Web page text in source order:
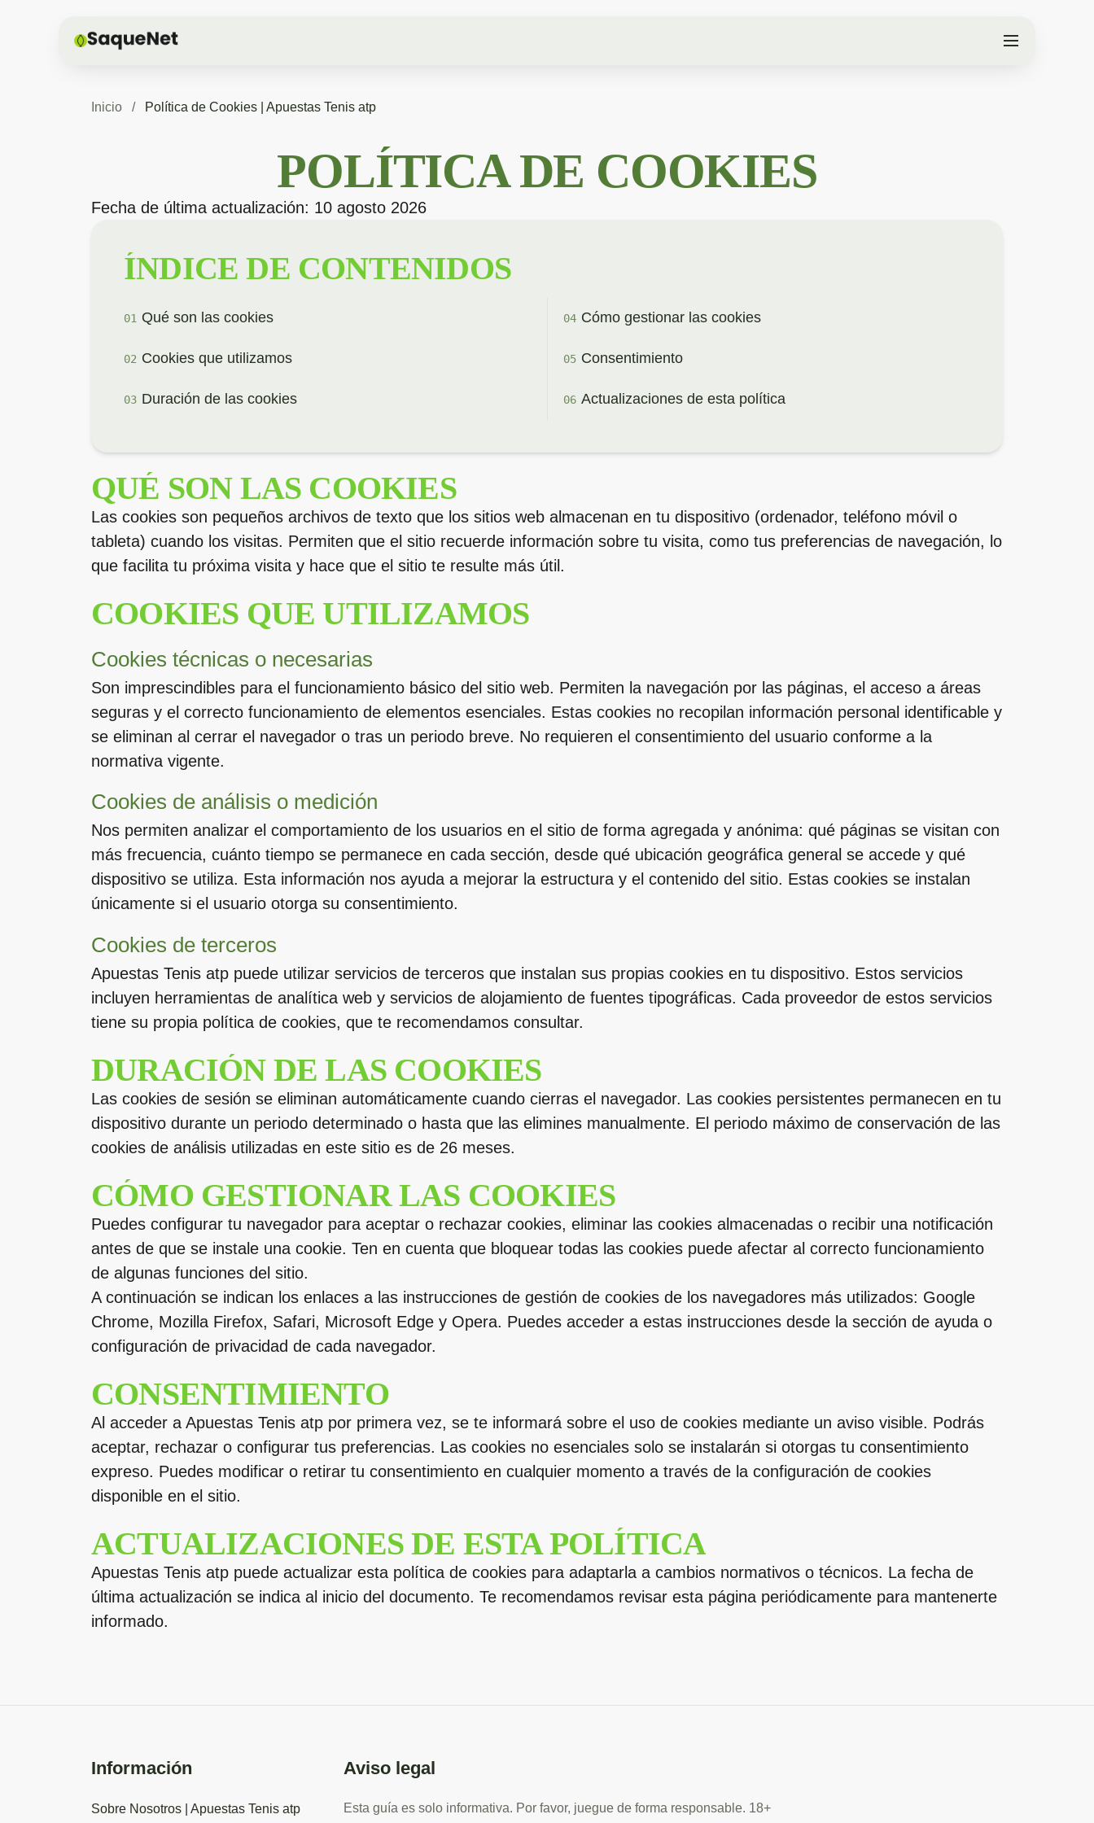
Inicio / Política de Cookies | Apuestas Tenis atp
POLÍTICA DE COOKIES
Fecha de última actualización: 10 agosto 2026
ÍNDICE DE CONTENIDOS
Qué son las cookies
Cookies que utilizamos
Duración de las cookies
Cómo gestionar las cookies
Consentimiento
Actualizaciones de esta política
QUÉ SON LAS COOKIES
Las cookies son pequeños archivos de texto que los sitios web almacenan en tu dispositivo (ordenador, teléfono móvil o
tableta) cuando los visitas. Permiten que el sitio recuerde información sobre tu visita, como tus preferencias de navegación, lo
que facilita tu próxima visita y hace que el sitio te resulte más útil.
COOKIES QUE UTILIZAMOS
Cookies técnicas o necesarias
Son imprescindibles para el funcionamiento básico del sitio web. Permiten la navegación por las páginas, el acceso a áreas
seguras y el correcto funcionamiento de elementos esenciales. Estas cookies no recopilan información personal identificable y
se eliminan al cerrar el navegador o tras un periodo breve. No requieren el consentimiento del usuario conforme a la
normativa vigente.
Cookies de análisis o medición
Nos permiten analizar el comportamiento de los usuarios en el sitio de forma agregada y anónima: qué páginas se visitan con
más frecuencia, cuánto tiempo se permanece en cada sección, desde qué ubicación geográfica general se accede y qué
dispositivo se utiliza. Esta información nos ayuda a mejorar la estructura y el contenido del sitio. Estas cookies se instalan
únicamente si el usuario otorga su consentimiento.
Cookies de terceros
Apuestas Tenis atp puede utilizar servicios de terceros que instalan sus propias cookies en tu dispositivo. Estos servicios
incluyen herramientas de analítica web y servicios de alojamiento de fuentes tipográficas. Cada proveedor de estos servicios
tiene su propia política de cookies, que te recomendamos consultar.
DURACIÓN DE LAS COOKIES
Las cookies de sesión se eliminan automáticamente cuando cierras el navegador. Las cookies persistentes permanecen en tu
dispositivo durante un periodo determinado o hasta que las elimines manualmente. El periodo máximo de conservación de las
cookies de análisis utilizadas en este sitio es de 26 meses.
CÓMO GESTIONAR LAS COOKIES
Puedes configurar tu navegador para aceptar o rechazar cookies, eliminar las cookies almacenadas o recibir una notificación
antes de que se instale una cookie. Ten en cuenta que bloquear todas las cookies puede afectar al correcto funcionamiento
de algunas funciones del sitio.
A continuación se indican los enlaces a las instrucciones de gestión de cookies de los navegadores más utilizados: Google
Chrome, Mozilla Firefox, Safari, Microsoft Edge y Opera. Puedes acceder a estas instrucciones desde la sección de ayuda o
configuración de privacidad de cada navegador.
CONSENTIMIENTO
Al acceder a Apuestas Tenis atp por primera vez, se te informará sobre el uso de cookies mediante un aviso visible. Podrás
aceptar, rechazar o configurar tus preferencias. Las cookies no esenciales solo se instalarán si otorgas tu consentimiento
expreso. Puedes modificar o retirar tu consentimiento en cualquier momento a través de la configuración de cookies
disponible en el sitio.
ACTUALIZACIONES DE ESTA POLÍTICA
Apuestas Tenis atp puede actualizar esta política de cookies para adaptarla a cambios normativos o técnicos. La fecha de
última actualización se indica al inicio del documento. Te recomendamos revisar esta página periódicamente para mantenerte
informado.
Información
Sobre Nosotros | Apuestas Tenis atp
Aviso legal
Esta guía es solo informativa. Por favor, juegue de forma responsable. 18+